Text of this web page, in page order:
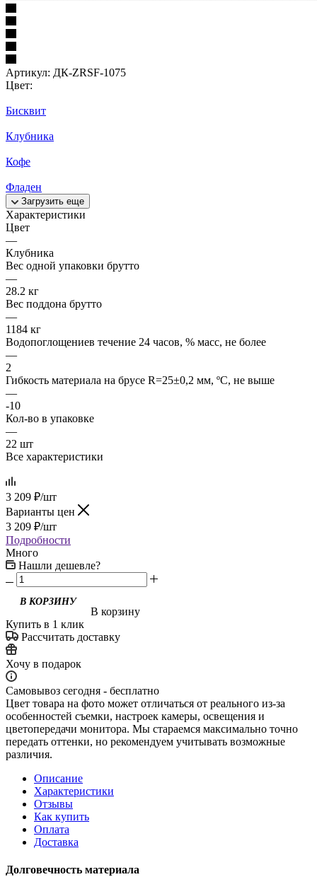
Артикул: ДК-ZRSF-1075
Цвет:
Бисквит
Клубника
Кофе
Фладен
Загрузить еще
Характеристики
Цвет
—
Клубника
Вес одной упаковки брутто
—
28.2 кг
Вес поддона брутто
—
1184 кг
Водопоглощениев течение 24 часов, % масс, не более
—
2
Гибкость материала на брусе R=25±0,2 мм, ºС, не выше
—
-10
Кол-во в упаковке
—
22 шт
Все характеристики
3 209 ₽/шт
Варианты цен
3 209 ₽/шт
Подробности
Много
Нашли дешевле?
В корзину
Купить в 1 клик
Рассчитать доставку
Хочу в подарок
Самовывоз сегодня - бесплатно
Цвет товара на фото может отличаться от реального из-за
особенностей съемки, настроек камеры, освещения и
цветопередачи монитора. Мы стараемся максимально точно
передать оттенки, но рекомендуем учитывать возможные
различия.
Описание
Характеристики
Отзывы
Как купить
Оплата
Доставка
Долговечность материала